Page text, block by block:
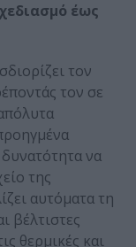
έως
τον
τον σε
να
της
αυτόματα τη
βέλτιστες
θερμικές και